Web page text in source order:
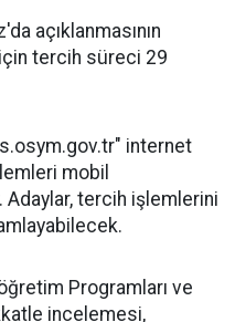
açıklanmasının
için tercih süreci 29
internet
mobil
Adaylar, tercih işlemlerini
Programları ve
incelemesi,